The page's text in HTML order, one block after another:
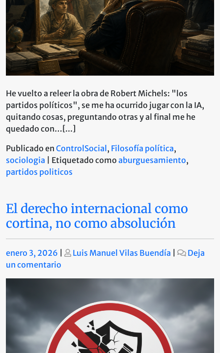
Intelectuales
en
los
Movimientos
Sociales
He vuelto a releer la obra de Robert Michels: "los
partidos políticos", se me ha ocurrido jugar con la IA,
quitando cosas, preguntando otras y al final me he
quedado con…[...]
Publicado en ControlSocial , Filosofía política,
sociologia
Etiquetado como aburguesamiento,
partidos politicos
El derecho internacional como
cortina, no como absolución
Publicado
enero 3, 2026 Publicado
Luis Manuel Vilas Buendía
Deja
un comentario
El
internacional
como
cortina,
no
como